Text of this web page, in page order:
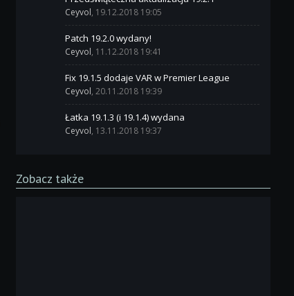
Ceyvol, 19.12.2018 19:05
Patch 19.2.0 wydany!
Ceyvol, 11.12.2018 19:41
Fix 19.1.5 dodaje VAR w Premier League
Ceyvol, 20.11.2018 19:39
Łatka 19.1.3 (i 19.1.4) wydana
Ceyvol, 13.11.2018 19:37
Zobacz także